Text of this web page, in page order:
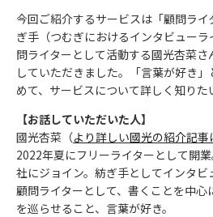
今回ご紹介するサービスは「顧問ラ
ぎ手（つむぎにおけるインタビュー
問ライターとして活動する國光杏菜
していただきました。「言葉が好き
めて、サービスについて詳しく知りた
【お話していただいた人】
國光杏菜（より詳しい國光の紹介記事
2022年夏にフリーライターとして開
社にジョイン。紡ぎ手としてインタ
顧問ライターとして、書くことを中
を巡らせること、言葉が好き。